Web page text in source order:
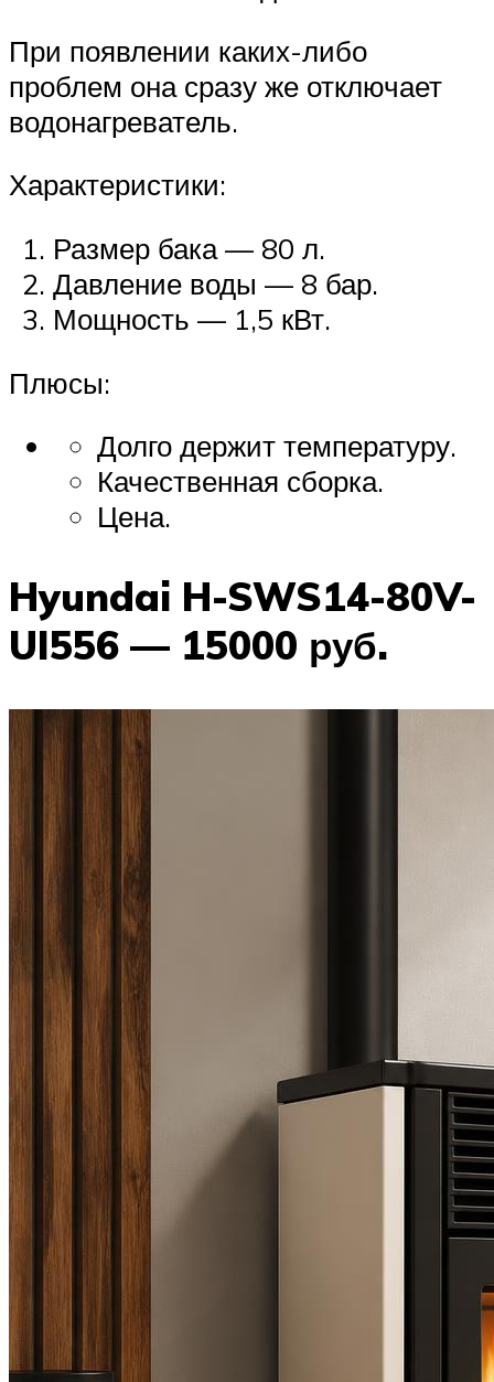
При появлении каких-либо
проблем она сразу же отключает
водонагреватель.
Характеристики:
Размер бака — 80 л.
Давление воды — 8 бар.
Мощность — 1,5 кВт.
Плюсы:
Долго держит температуру.
Качественная сборка.
Цена.
Hyundai H-SWS14-80V-
UI556 — 15000 руб.